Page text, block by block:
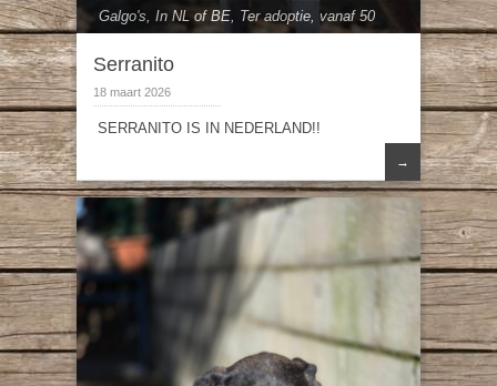
Galgo's, In NL of BE, Ter adoptie, vanaf 50
Serranito
18 maart 2026
SERRANITO IS IN NEDERLAND!!
→